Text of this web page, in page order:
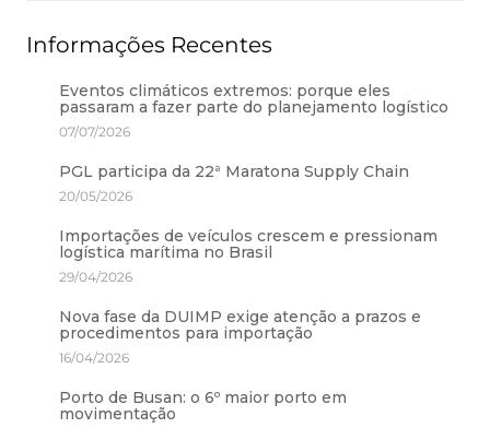
Informações Recentes
Eventos climáticos extremos: porque eles
passaram a fazer parte do planejamento logístico
07/07/2026
PGL participa da 22ª Maratona Supply Chain
20/05/2026
Importações de veículos crescem e pressionam
logística marítima no Brasil
29/04/2026
Nova fase da DUIMP exige atenção a prazos e
procedimentos para importação
16/04/2026
Porto de Busan: o 6º maior porto em
movimentação